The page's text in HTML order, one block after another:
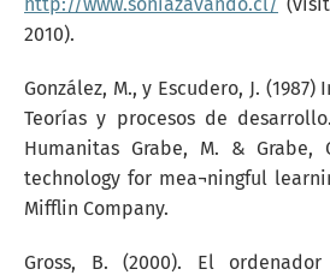
2010).
González, M., y Escudero, J.
Teorías y procesos de
Humanitas Grabe, M. & Grabe,
technology for mea¬ningful
Mifflin Company.
Gross, B. (2000). El